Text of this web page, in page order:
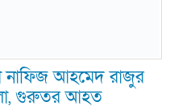
নাফিজ আহমেদ রাজুর
গুরুতর আহত